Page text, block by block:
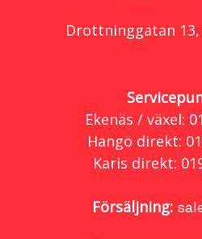
Drottninggatan 13,
Ekenäs / växel:
Hangö direkt:
Karis direkt:
Försäljning: